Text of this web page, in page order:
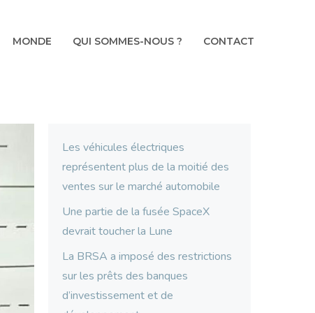
MONDE QUI SOMMES-NOUS ? CONTACT
Les véhicules électriques
représentent plus de la moitié des
ventes sur le marché automobile
Une partie de la fusée SpaceX
devrait toucher la Lune
La BRSA a imposé des restrictions
sur les prêts des banques
d’investissement et de